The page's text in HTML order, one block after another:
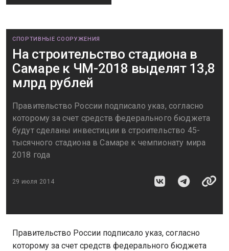
СПОРТИВНЫЕ СООРУЖЕНИЯ
На строительство стадиона в
Самаре к ЧМ-2018 выделят 13,8
млрд рублей
Правительство России подписало указ, согласно
которому за счет средств федерального бюджета
будут сделаны инвестиции в строительство 45-
тысячного стадиона в Самаре к чемпионату мира
2018 года
29 июля 2014
Правительство России подписало указ, согласно
которому за счет средств федерального бюджета